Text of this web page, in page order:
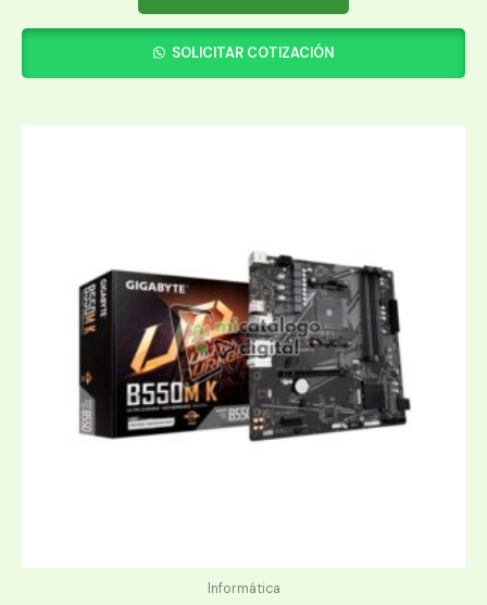
SOLICITAR COTIZACIÓN
Informática